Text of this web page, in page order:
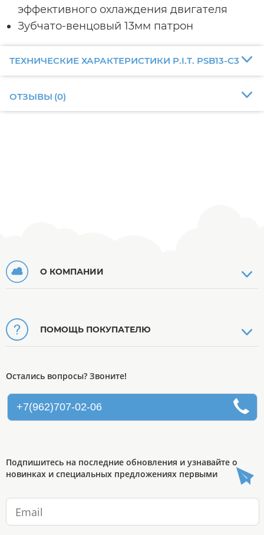
эффективного охлаждения двигателя
Зубчато-венцовый 13мм патрон
ТЕХНИЧЕСКИЕ ХАРАКТЕРИСТИКИ P.I.T. PSB13-C3
ОТЗЫВЫ (0)
О КОМПАНИИ
ПОМОЩЬ ПОКУПАТЕЛЮ
Остались вопросы? Звоните!
+7(962)707-02-06
Подпишитесь на последние обновления и узнавайте о
новинках и специальных предложениях первыми